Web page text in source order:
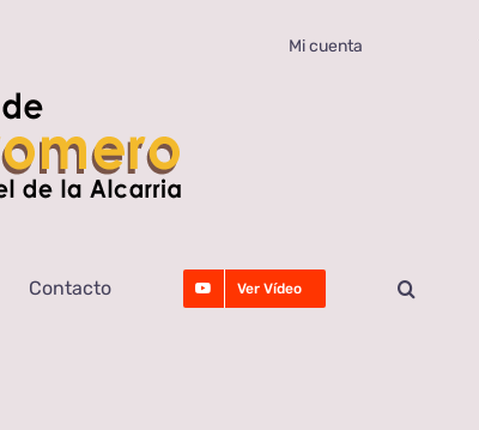
Mi cuenta
Contacto Ver Vídeo